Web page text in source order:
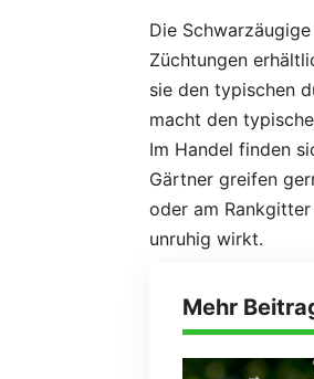
Die
Züchtungen
sie den typischen
macht den
Im Handel finden
Gärtner greifen
oder am
unruhig wirkt.
Mehr